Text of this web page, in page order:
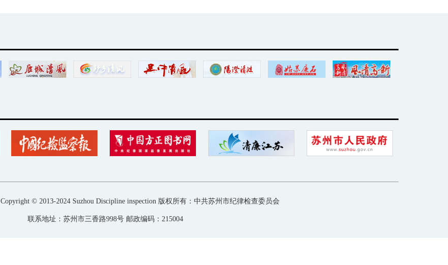
Copyright © 2013-2024 Suzhou Discipline inspection 版权所有：中共苏州市纪律检查委员会
联系地址：苏州市三香路998号 邮政编码：215004